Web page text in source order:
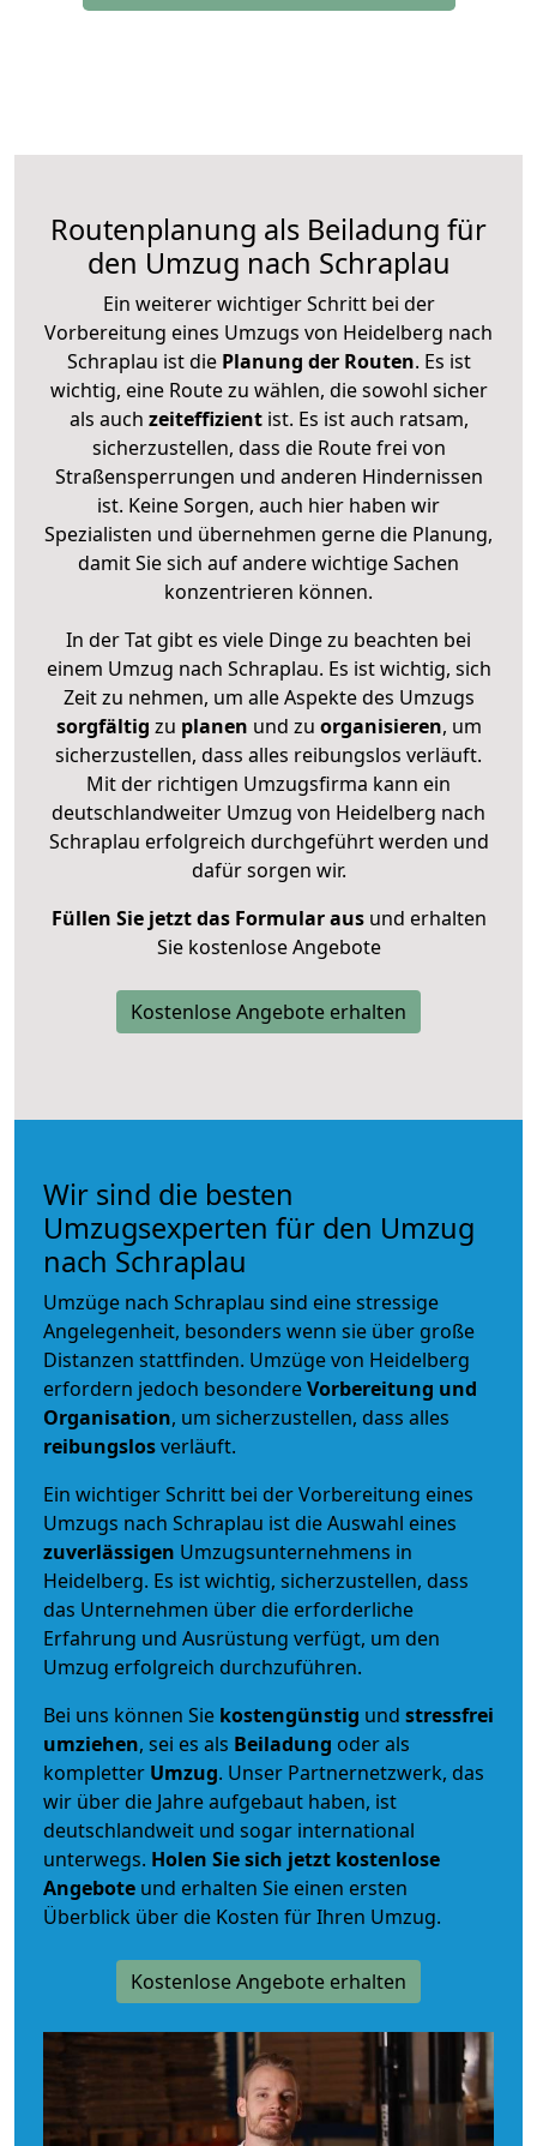
Routenplanung als Beiladung für
den Umzug nach Schraplau
Ein weiterer wichtiger Schritt bei der
Vorbereitung eines Umzugs von Heidelberg nach
Schraplau ist diePlanung der Routen. Es ist
wichtig, eine Route zu wählen, die sowohl sicher
als auch zeiteffizientist. Es ist auch ratsam,
sicherzustellen, dass die Route frei von
Straßensperrungen und anderen Hindernissen
ist. Keine Sorgen, auch hier haben wir
Spezialisten und übernehmen gerne die Planung,
damit Sie sich auf andere wichtige Sachen
konzentrieren können.
In der Tat gibt es viele Dinge zu beachten bei
einem Umzug nach Schraplau. Es ist wichtig, sich
Zeit zu nehmen, um alle Aspekte des Umzugs
sorgfältig zu planen und zu organisieren, um
sicherzustellen, dass alles reibungslos verläuft.
Mit der richtigen Umzugsfirma kann ein
deutschlandweiter Umzug von Heidelberg nach
Schraplau erfolgreich durchgeführt werden und
dafür sorgen wir.
Füllen Sie jetzt das Formular ausund erhalten
Sie kostenlose Angebote
Kostenlose Angebote erhalten
Wir sind die besten
Umzugsexperten für den Umzug
nach Schraplau
Umzüge nach Schraplau sind eine stressige
Angelegenheit, besonders wenn sie über große
Distanzen stattfinden. Umzüge von Heidelberg
erfordern jedoch besondereVorbereitung und
Organisation, um sicherzustellen, dass alles
reibungslosverläuft.
Ein wichtiger Schritt bei der Vorbereitung eines
Umzugs nach Schraplau ist die Auswahl eines
zuverlässigen Umzugsunternehmens in
Heidelberg. Es ist wichtig, sicherzustellen, dass
das Unternehmen über die erforderliche
Erfahrung und Ausrüstung verfügt, um den
Umzug erfolgreich durchzuführen.
Bei uns können Sie kostengünstig und stressfrei
umziehen, sei es als Beiladung oder als
kompletter Umzug. Unser Partnernetzwerk, das
wir über die Jahre aufgebaut haben, ist
deutschlandweit und sogar international
unterwegs. Holen Sie sich jetzt kostenlose
Angebote und erhalten Sie einen ersten
Überblick über die Kosten für Ihren Umzug.
Kostenlose Angebote erhalten